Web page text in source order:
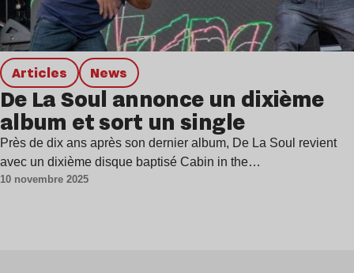
Articles news
De La Soul annonce un dixième
album et sort un single
Près de dix ans après son dernier album, De La Soul revient
avec un dixième disque baptisé Cabin in the…
10 novembre 2025